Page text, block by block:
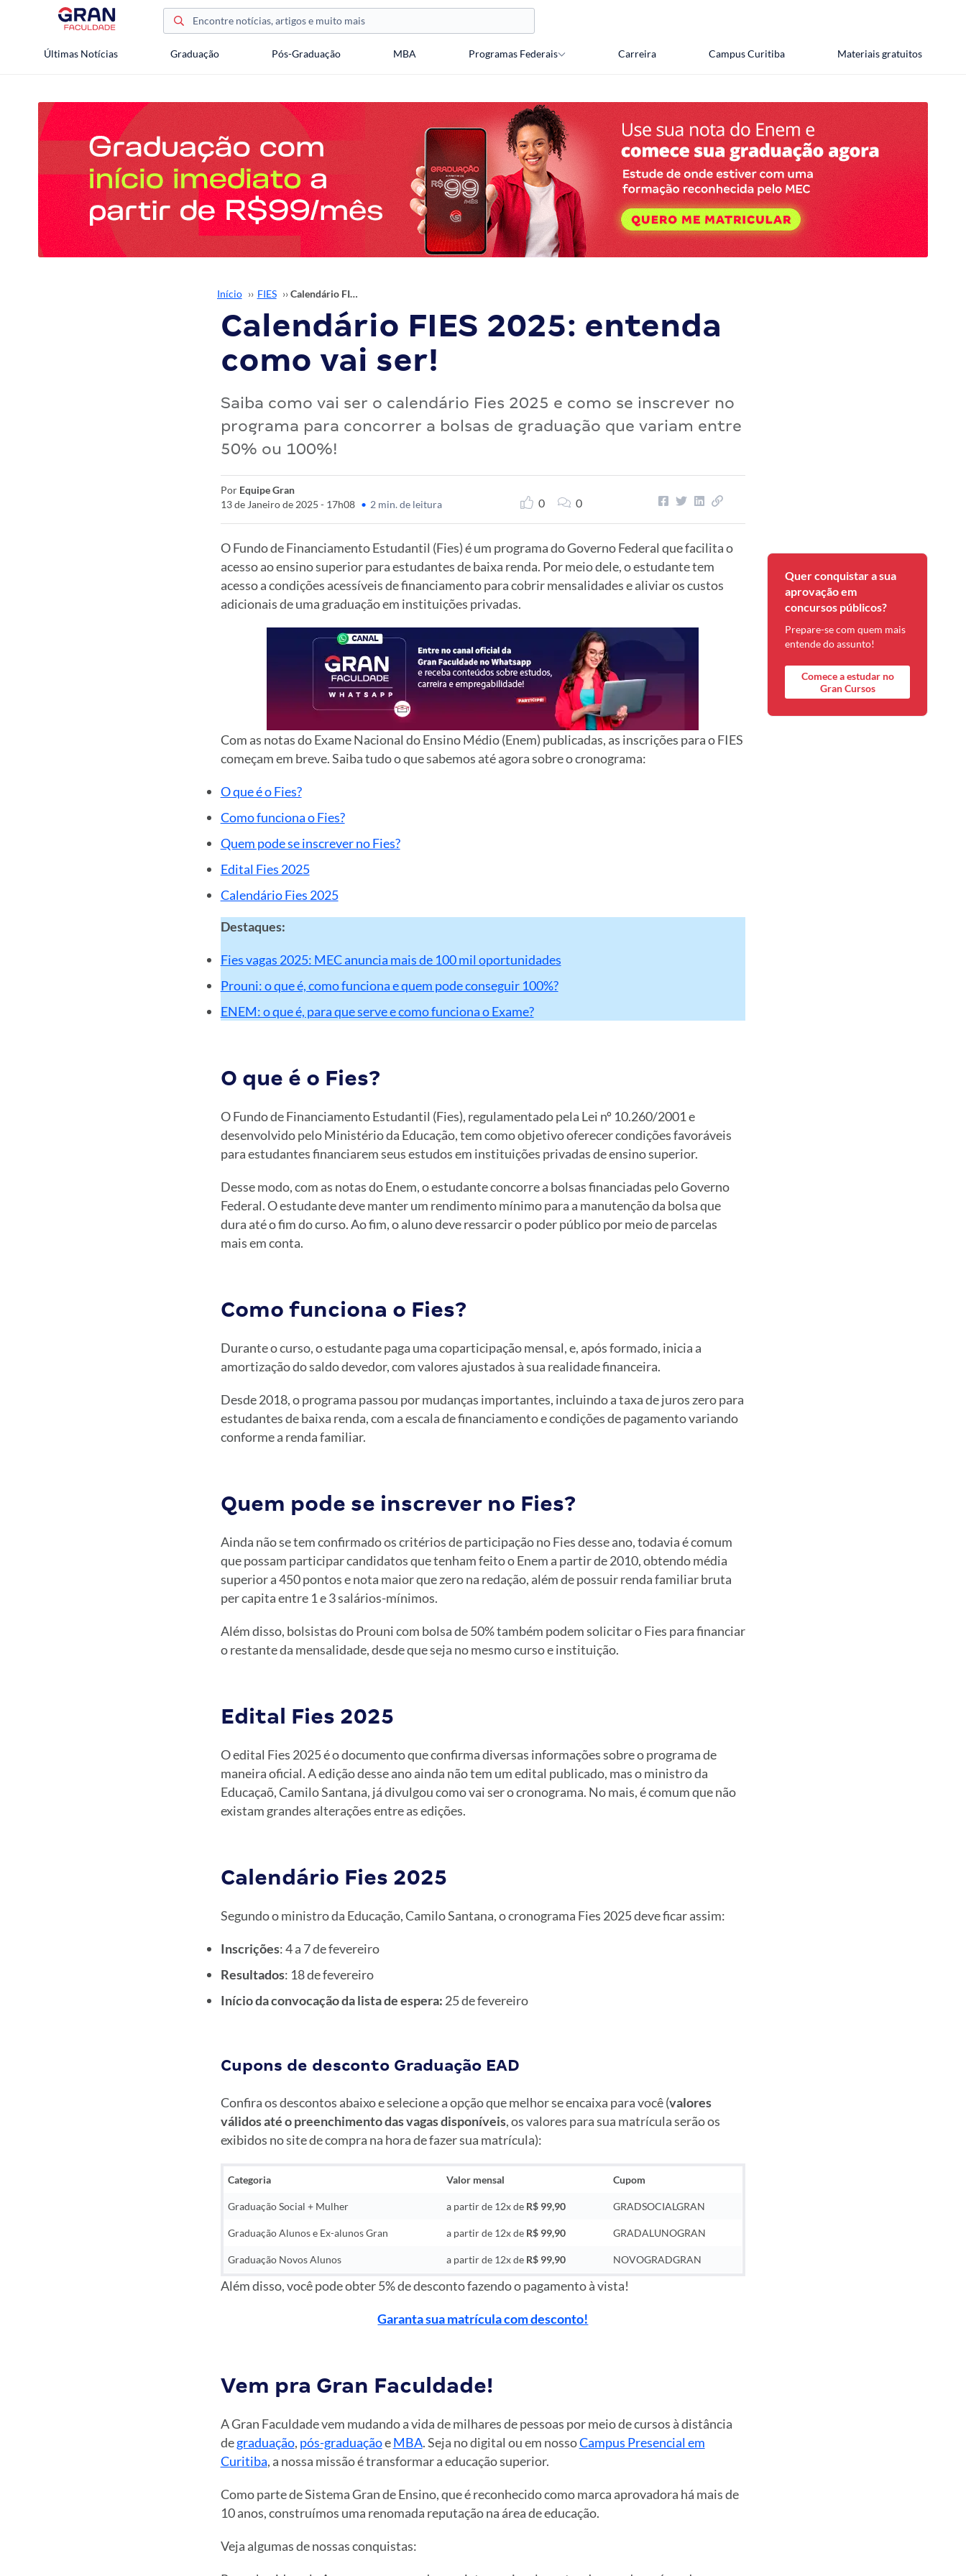
Últimas Notícias Graduação Pós-Graduação MBA Programas Federais Carreira Campus Curitiba Materiais gratuitos
Início ›› FIES ›› Calendário FIES 2025: entenda como vai ser!
Calendário FIES 2025: entenda
como vai ser!
Saiba como vai ser o calendário Fies 2025 e como se inscrever no
programa para concorrer a bolsas de graduação que variam entre
50% ou 100%!
Por Equipe Gran
13 de Janeiro de 2025 - 17h08 • 2 min. de leitura 0 0
O Fundo de Financiamento Estudantil (Fies) é um programa do Governo Federal que facilita o
acesso ao ensino superior para estudantes de baixa renda. Por meio dele, o estudante tem
acesso a condições acessíveis de financiamento para cobrir mensalidades e aliviar os custos
adicionais de uma graduação em instituições privadas.
Com as notas do Exame Nacional do Ensino Médio (Enem) publicadas, as inscrições para o FIES
começam em breve. Saiba tudo o que sabemos até agora sobre o cronograma:
O que é o Fies?
Como funciona o Fies?
Quem pode se inscrever no Fies?
Edital Fies 2025
Calendário Fies 2025
Destaques:
Fies vagas 2025: MEC anuncia mais de 100 mil oportunidades
Prouni: o que é, como funciona e quem pode conseguir 100%?
ENEM: o que é, para que serve e como funciona o Exame?
O que é o Fies?
O Fundo de Financiamento Estudantil (Fies), regulamentado pela Lei nº 10.260/2001 e
desenvolvido pelo Ministério da Educação, tem como objetivo oferecer condições favoráveis
para estudantes financiarem seus estudos em instituições privadas de ensino superior.
Desse modo, com as notas do Enem, o estudante concorre a bolsas financiadas pelo Governo
Federal. O estudante deve manter um rendimento mínimo para a manutenção da bolsa que
dura até o fim do curso. Ao fim, o aluno deve ressarcir o poder público por meio de parcelas
mais em conta.
Como funciona o Fies?
Durante o curso, o estudante paga uma coparticipação mensal, e, após formado, inicia a
amortização do saldo devedor, com valores ajustados à sua realidade financeira.
Desde 2018, o programa passou por mudanças importantes, incluindo a taxa de juros zero para
estudantes de baixa renda, com a escala de financiamento e condições de pagamento variando
conforme a renda familiar.
Quem pode se inscrever no Fies?
Ainda não se tem confirmado os critérios de participação no Fies desse ano, todavia é comum
que possam participar candidatos que tenham feito o Enem a partir de 2010, obtendo média
superior a 450 pontos e nota maior que zero na redação, além de possuir renda familiar bruta
per capita entre 1 e 3 salários-mínimos.
Além disso, bolsistas do Prouni com bolsa de 50% também podem solicitar o Fies para financiar
o restante da mensalidade, desde que seja no mesmo curso e instituição.
Edital Fies 2025
O edital Fies 2025 é o documento que confirma diversas informações sobre o programa de
maneira oficial. A edição desse ano ainda não tem um edital publicado, mas o ministro da
Educaçaõ, Camilo Santana, já divulgou como vai ser o cronograma. No mais, é comum que não
existam grandes alterações entre as edições.
Calendário Fies 2025
Segundo o ministro da Educação, Camilo Santana, o cronograma Fies 2025 deve ficar assim:
Inscrições: 4 a 7 de fevereiro
Resultados: 18 de fevereiro
Início da convocação da lista de espera: 25 de fevereiro
Cupons de desconto Graduação EAD
Confira os descontos abaixo e selecione a opção que melhor se encaixa para você (valores
válidos até o preenchimento das vagasdisponíveis, os valores para sua matrícula serão os
exibidos no site de compra na hora de fazer sua matrícula):
Categoria Valor mensal Cupom
Graduação Social + Mulher a partir de 12x de R$ 99,90 GRADSOCIALGRAN
Graduação Alunos e Ex-alunos Gran a partir de 12x de R$ 99,90 GRADALUNOGRAN
Graduação Novos Alunos a partir de 12x de R$ 99,90 NOVOGRADGRAN
Além disso, você pode obter 5% de desconto fazendo o pagamento à vista!
Garanta sua matrícula com desconto!
Vem pra Gran Faculdade!
A Gran Faculdade vem mudando a vida de milhares de pessoas por meio de cursos à distância
degraduação, pós-graduaçãoeMBA. Seja no digital ou em nossoCampus Presencial em
Curitiba, a nossa missão é transformar a educação superior.
Como parte de Sistema Gran de Ensino, que é reconhecido como marca aprovadora há mais de
10 anos, construímos uma renomada reputação na área de educação.
Veja algumas de nossas conquistas:
Quer conquistar a sua
aprovação em
concursos públicos?
Prepare-se com quem mais
entende do assunto!
Comece a estudar no
Gran Cursos